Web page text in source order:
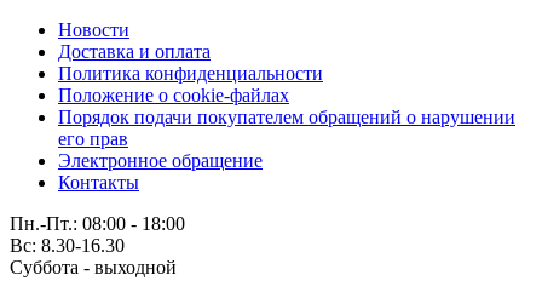
Новости
Доставка и оплата
Политика конфиденциальности
Положение о cookie-файлах
Порядок подачи покупателем обращений о нарушении
его прав
Электронное обращение
Контакты
Пн.-Пт.: 08:00 - 18:00
Вс: 8.30-16.30
Суббота - выходной